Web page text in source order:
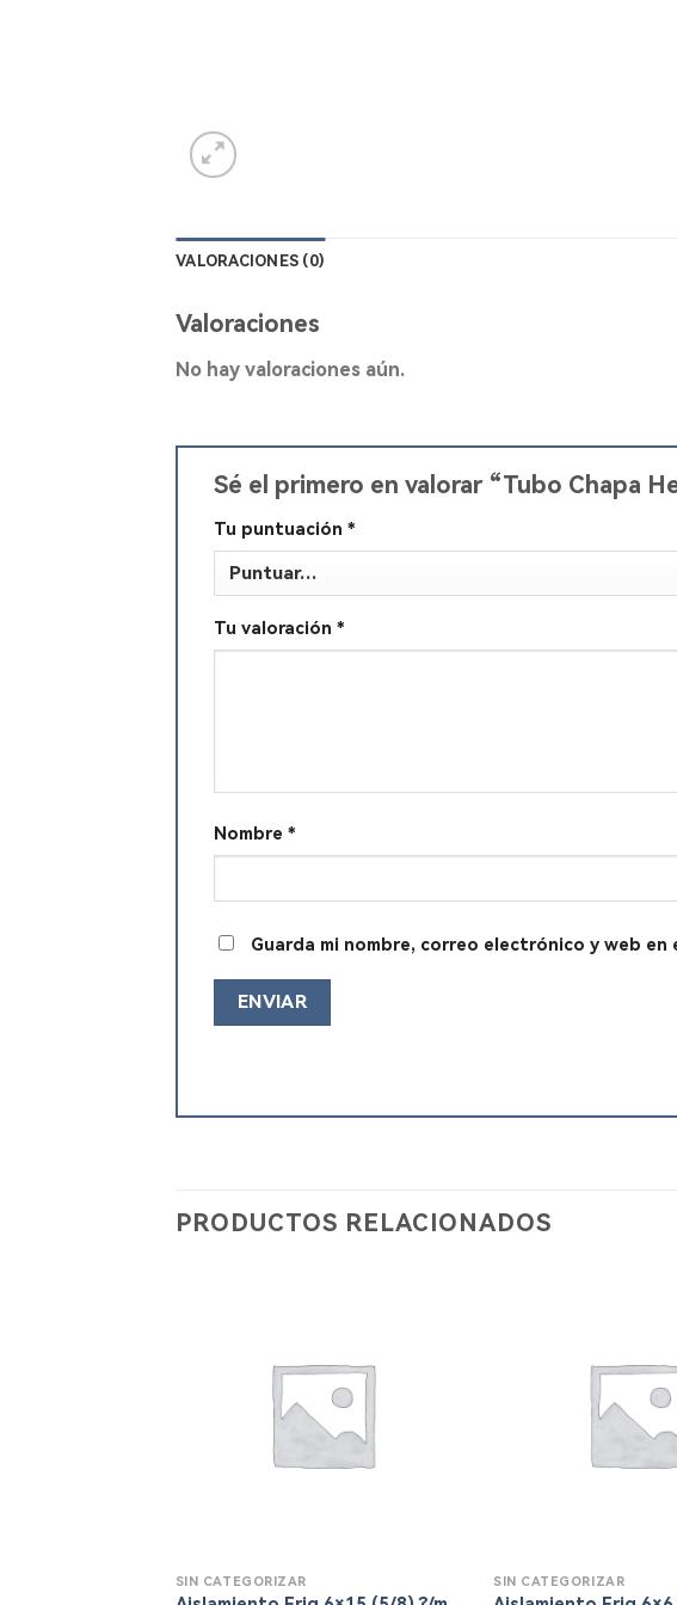
VALORACIONES (0)
Valoraciones
No hay valoraciones aún.
Sé el primero en valorar “Tubo Chapa
Tu puntuación *
Tu valoración *
Nombre *
Guarda mi nombre, correo electrónico y web
PRODUCTOS RELACIONADOS
SIN CATEGORIZAR SIN CATEGORIZAR